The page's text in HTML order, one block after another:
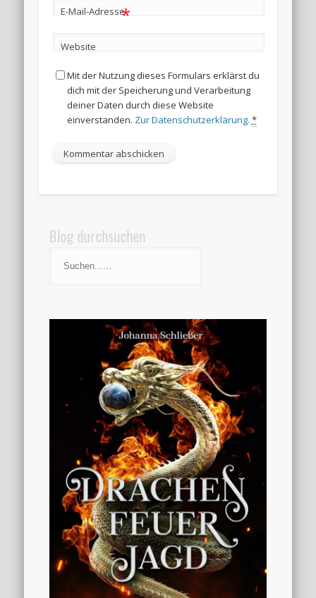
E-Mail-Adresse*
Website
Mit der Nutzung dieses Formulars erklärst du
dich mit der Speicherung und Verarbeitung
deiner Daten durch diese Website
einverstanden. Zur Datenschutzerklärung. *
Blog durchsuchen